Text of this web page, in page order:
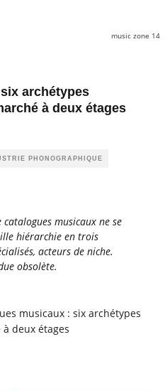
music zone 14
archétypes
à deux étages
PHONOGRAPHIQUE
musicaux ne se
hiérarchie en trois
acteurs de niche.
obsolète.
musicaux : six archétypes
deux étages